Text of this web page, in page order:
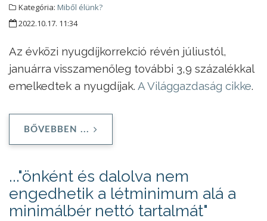
Kategória: Miből élünk?
2022.10.17. 11:34
Az évközi nyugdíjkorrekció révén júliustól,
januárra visszamenőleg további 3,9 százalékkal
emelkedtek a nyugdíjak. A Világgazdaság cikke.
BŐVEBBEN ...
..."önként és dalolva nem
engedhetik a létminimum alá a
minimálbér nettó tartalmát"